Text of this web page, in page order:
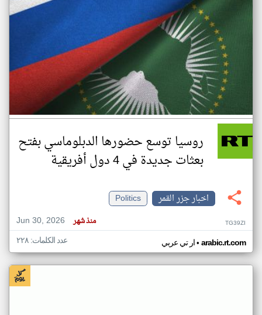
روسيا توسع حضورها الدبلوماسي بفتح
بعثات جديدة في 4 دول أفريقية
اخبار جزر القمر
Politics
Jun 30, 2026
منذ شهر TG39ZI
ار تي عربي• arabic.rt.com عدد الكلمات: ٢٢٨